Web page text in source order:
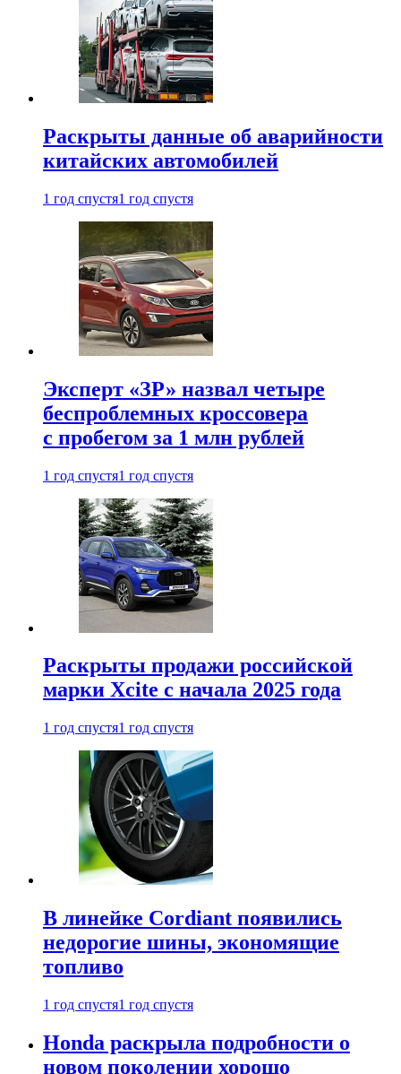
Раскрыты данные об аварийности
китайских автомобилей
1 год спустя1 год спустя
Эксперт «ЗР» назвал четыре
беспроблемных кроссовера
с пробегом за 1 млн рублей
1 год спустя1 год спустя
Раскрыты продажи российской
марки Xcite с начала 2025 года
1 год спустя1 год спустя
В линейке Cordiant появились
недорогие шины, экономящие
топливо
1 год спустя1 год спустя
Honda раскрыла подробности о
новом поколении хорошо